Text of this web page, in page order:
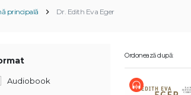
principală Dr. Edith Eva Eger
Audiobook
Ordonează după: